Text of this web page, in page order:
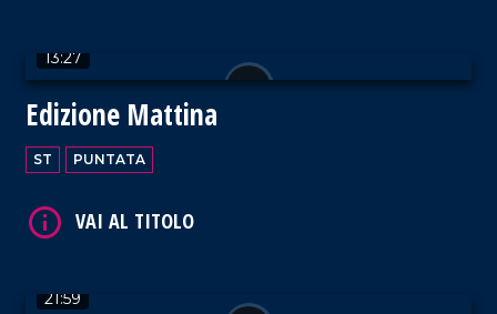
13:27
Edizione Mattina
ST PUNTATA
21:59